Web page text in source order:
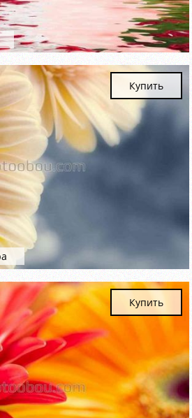
Купить
Купить